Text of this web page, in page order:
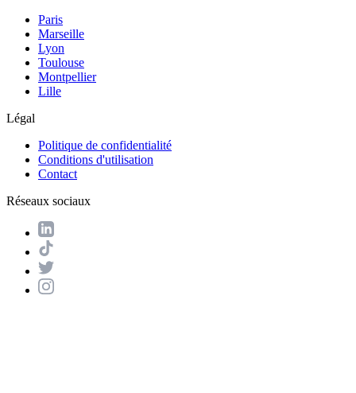
Paris
Marseille
Lyon
Toulouse
Montpellier
Lille
Légal
Politique de confidentialité
Conditions d'utilisation
Contact
Réseaux sociaux